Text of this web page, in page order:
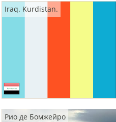
Iraq. Kurdistan.
Рио де Бомжейро